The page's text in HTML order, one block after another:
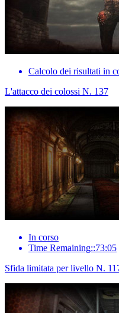
Calcolo dei risultati in
L'attacco dei colossi N. 137
In corso
Time Remaining::73:05
Sfida limitata per livello N.